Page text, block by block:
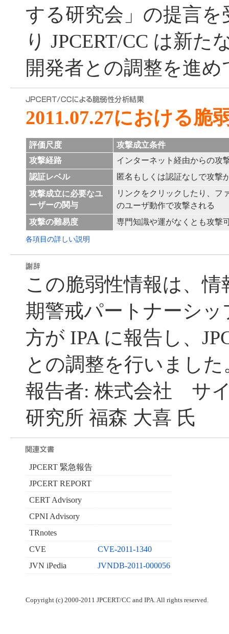
する研究会」の提言を
り JPCERT/CC は新た
開発者との調整を進
2011.07.27における脆
評価尺度
攻撃成立条件
攻撃経路
インターネット経由からの攻
認証レベル
匿名もしくは認証なしで攻撃
攻撃成立に必要なユ
ーザーの関与
リンクをクリックしたり、フ
のユーザ動作で攻撃される
攻撃の難易度
専門知識や運がなくとも攻撃
各項目の詳しい説明
この脆弱性情報は、
期警戒パートナーシ
方が IPA に報告し、
との調整を行いました
報告者: 株式会社 サ
研究所 福森 大喜 氏
JPCERT 緊急報告
JPCERT REPORT
CERT Advisory
CPNI Advisory
TRnotes
CVE
CVE-2011-1340
JVN iPedia
JVNDB-2011-000056
Copyright (c) 2000-2011 JPCERT/CC and IPA. All rights reserved.